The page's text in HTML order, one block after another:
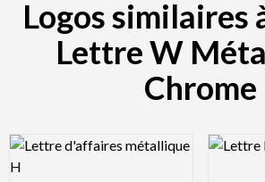
Logos similaires
Lettre W
Chrome
Logo Preview Image Logo